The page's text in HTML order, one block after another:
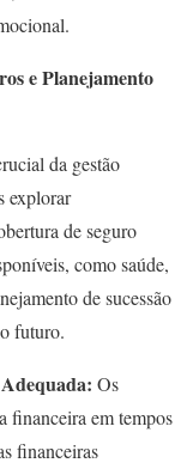
e Planejamento
da gestão
explorar
de seguro
como saúde,
de sucessão
futuro.
Os
financeira em tempos
financeiras